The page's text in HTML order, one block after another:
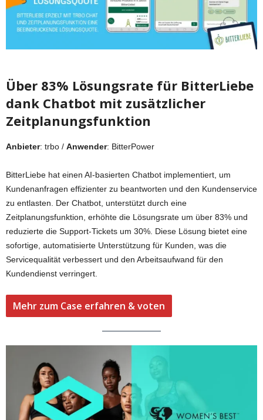
Über 83% Lösungsrate für BitterLiebe
dank Chatbot mit zusätzlicher
Zeitplanungsfunktion
Anbieter: trbo / Anwender: BitterPower
BitterLiebe hat einen AI-basierten Chatbot implementiert, um
Kundenanfragen effizienter zu beantworten und den Kundenservice
zu entlasten. Der Chatbot, unterstützt durch eine
Zeitplanungsfunktion, erhöhte die Lösungsrate um über 83% und
reduzierte die Support-Tickets um 30%. Diese Lösung bietet eine
sofortige, automatisierte Unterstützung für Kunden, was die
Servicequalität verbessert und den Arbeitsaufwand für den
Kundendienst verringert.
Mehr zum Case erfahren & voten